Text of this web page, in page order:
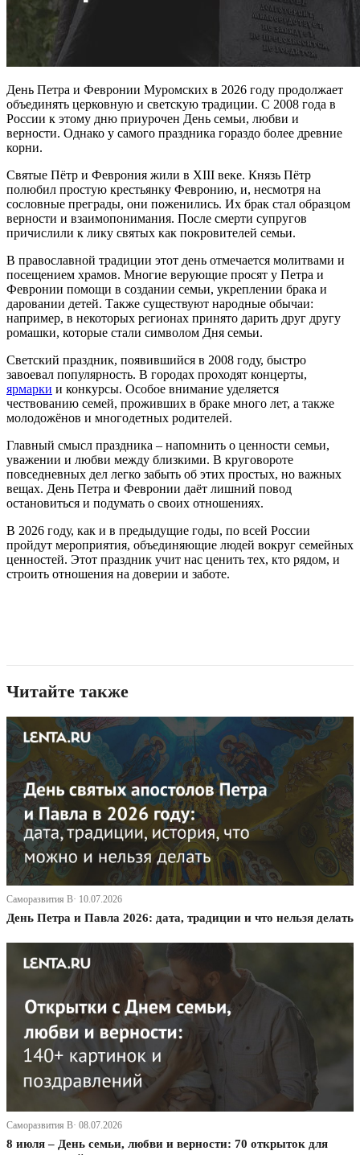
День Петра и Февронии Муромских в 2026 году продолжает
объединять церковную и светскую традиции. С 2008 года в
России к этому дню приурочен День семьи, любви и
верности. Однако у самого праздника гораздо более древние
корни.
Святые Пётр и Феврония жили в XIII веке. Князь Пётр
полюбил простую крестьянку Февронию, и, несмотря на
сословные преграды, они поженились. Их брак стал образцом
верности и взаимопонимания. После смерти супругов
причислили к лику святых как покровителей семьи.
В православной традиции этот день отмечается молитвами и
посещением храмов. Многие верующие просят у Петра и
Февронии помощи в создании семьи, укреплении брака и
даровании детей. Также существуют народные обычаи:
например, в некоторых регионах принято дарить друг другу
ромашки, которые стали символом Дня семьи.
Светский праздник, появившийся в 2008 году, быстро
завоевал популярность. В городах проходят концерты,
ярмарки и конкурсы. Особое внимание уделяется
чествованию семей, проживших в браке много лет, а также
молодожёнов и многодетных родителей.
Главный смысл праздника – напомнить о ценности семьи,
уважении и любви между близкими. В круговороте
повседневных дел легко забыть об этих простых, но важных
вещах. День Петра и Февронии даёт лишний повод
остановиться и подумать о своих отношениях.
В 2026 году, как и в предыдущие годы, по всей России
пройдут мероприятия, объединяющие людей вокруг семейных
ценностей. Этот праздник учит нас ценить тех, кто рядом, и
строить отношения на доверии и заботе.
Читайте также
Саморазвития В· 10.07.2026
День Петра и Павла 2026: дата, традиции и что нельзя делать
Саморазвития В· 08.07.2026
8 июля – День семьи, любви и верности: 70 открыток для